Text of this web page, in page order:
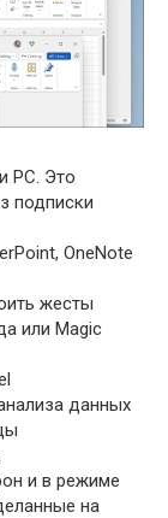
PC. Это
подписки
OneNote
жесты
или Magic
данных
и в режиме
на